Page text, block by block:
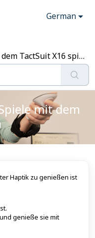
German
TactSuit X16 spielen
mit dem
Haptik zu genießen ist
genieße sie mit